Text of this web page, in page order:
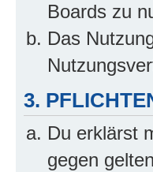
Boards zu
Das
3.
Du erklärst
gegen